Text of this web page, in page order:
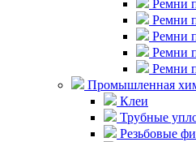
Ремни
Ремни
Ремни
Ремни
Ремни
Промышленная
Клеи
Трубные
Резьбовые